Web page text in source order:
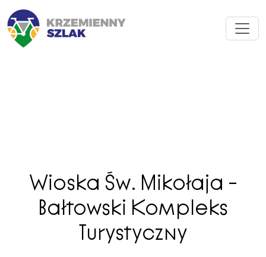
Wioska Św. Mikołaja –
Bałtowski Kompleks
Turystyczny